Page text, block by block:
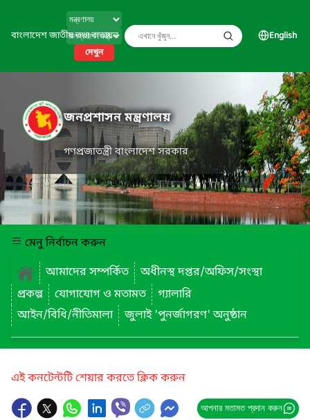
বাংলাদেশ জাতীয় তথ্য বাতায়ন
দেখুন
English
জনপ্রশাসন মন্ত্রণালয়
গণপ্রজাতন্ত্রী বাংলাদেশ সরকার
মেনু নির্বাচন করুন
আমাদের সম্পর্কিত
অধীনস্থ দপ্তর/অফিস/সংস্থা
প্রকল্প
যোগাযোগ ও মতামত
গ্যালারি
আইন/বিধি/নীতিমালা
জুলাই 'পুনর্জাগরণ' অনুষ্ঠান
এই কনটেন্টটি শেয়ার করতে ক্লিক করুন
আপনার মতামত প্রদান করুন